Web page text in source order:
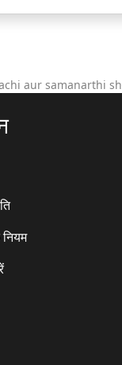
aur samanarthi